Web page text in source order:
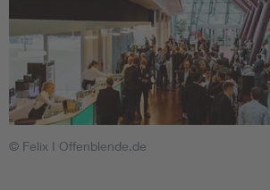
© Felix I Offenblende.de